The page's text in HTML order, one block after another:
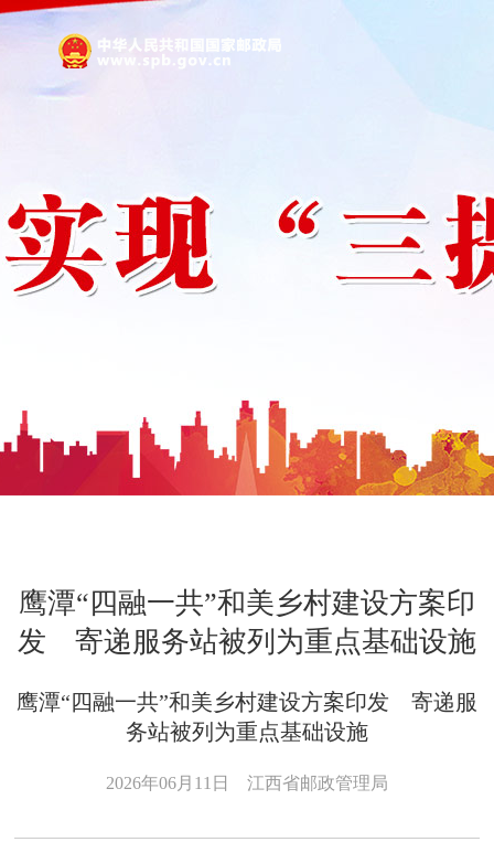
鹰潭“四融一共”和美乡村建设方案印
发 寄递服务站被列为重点基础设施
鹰潭“四融一共”和美乡村建设方案印发 寄递服
务站被列为重点基础设施
2026年06月11日 江西省邮政管理局